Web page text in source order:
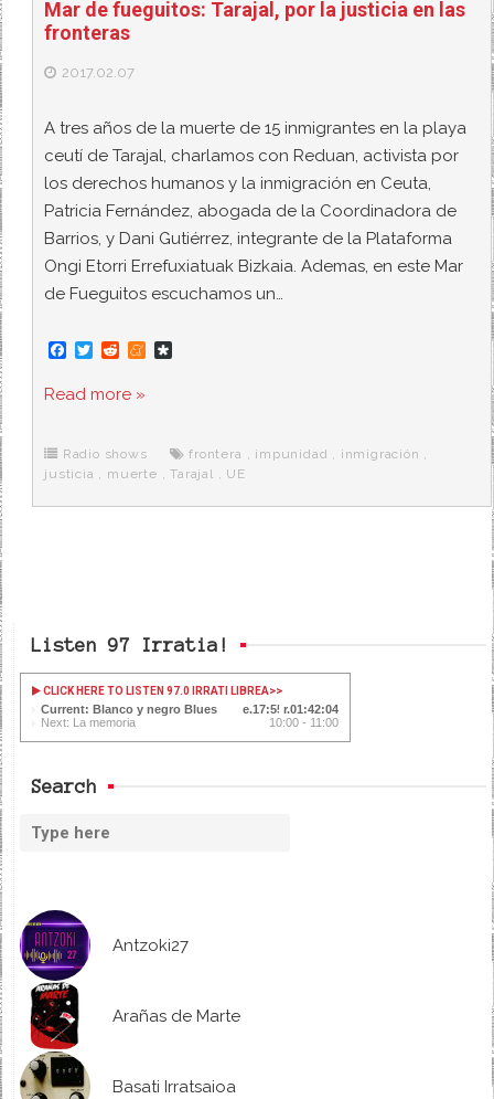
Mar de fueguitos: Tarajal, por la justicia en las
fronteras
2017.02.07
A tres años de la muerte de 15 inmigrantes en la playa
ceutí de Tarajal, charlamos con Reduan, activista por
los derechos humanos y la inmigración en Ceuta,
Patricia Fernández, abogada de la Coordinadora de
Barrios, y Dani Gutiérrez, integrante de la Plataforma
Ongi Etorri Errefuxiatuak Bizkaia. Ademas, en este Mar
de Fueguitos escuchamos un…
F
e
o
k
T
t
r
R
d
M
e
r
a
Read more »
Radio shows frontera , impunidad , inmigración ,
justicia , muerte ,Tarajal , UE
Listen 97 Irratia!
CLICK HERE TO LISTEN 97.0 IRRATI LIBREA>>
Current: Blanco y negro Blues 17:56 01:42:03
Next: La memoria
10:00 - 11:00
Search
Antzoki27
Arañas de Marte
Basati Irratsaioa